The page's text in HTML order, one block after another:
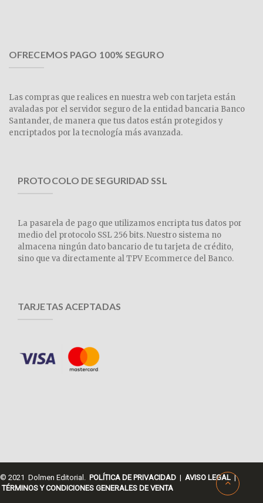
OFRECEMOS PAGO 100% SEGURO
Las compras que realices en nuestra web con tarjeta están
avaladas por el servidor seguro de la entidad bancaria Banco
Santander, de manera que tus datos están protegidos y
encriptados por la tecnología más avanzada.
PROTOCOLO DE SEGURIDAD SSL
La pasarela de pago que utilizamos encripta tus datos por
medio del protocolo SSL 256 bits. Nuestro sistema no
almacena ningún dato bancario de tu tarjeta de crédito,
sino que va directamente al TPV Ecommerce del Banco.
TARJETAS ACEPTADAS
© 2021 Dolmen Editorial. POLÍTICA DE PRIVACIDAD | AVISO LEGAL |
TÉRMINOS Y CONDICIONES GENERALES DE VENTA